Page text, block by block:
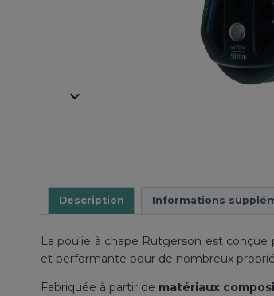
Description Informations
La poulie à chape Rutgerson est conçue
et performante pour de nombreux
Fabriquée à partir de matériaux